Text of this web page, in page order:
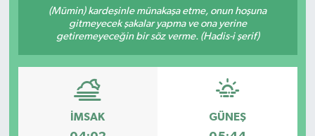
(Mümin) kardeşinle münakaşa etme, onun hoşuna
gitmeyecek şakalar yapma ve ona yerine
getiremeyeceğin bir söz verme. (Hadis-i şerif)
İMSAK GÜNEŞ
RESMİ İLANLAR